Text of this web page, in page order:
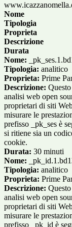
Nome
Tipologia
Proprieta
Descrizione
Durata
Nome:
Tipologia: analitico
Proprieta: Prime
Descrizione:
analisi web open
proprietari di siti
misurare le
prefisso _pk_ses è
si ritiene sia un
cookie.
Durata: 30 minuti
Nome:
Tipologia: analitico
Proprieta: Prime
Descrizione:
analisi web open
proprietari di siti
misurare le
prefisso _pk_id è